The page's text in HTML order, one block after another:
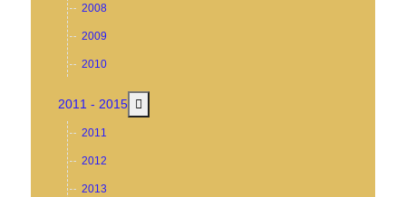
2008
2009
2010
2011 - 2015
2011
2012
2013